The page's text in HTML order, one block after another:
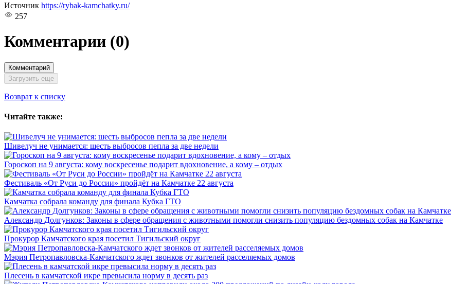
Источник https://rybak-kamchatky.ru/
257
Комментарии (0)
Комментарий
Загрузить еще
Возврат к списку
Читайте также:
Шивелуч не унимается: шесть выбросов пепла за две недели
Гороскоп на 9 августа: кому воскресенье подарит вдохновение, а кому – отдых
Фестиваль «От Руси до России» пройдёт на Камчатке 22 августа
Камчатка собрала команду для финала Кубка ГТО
Александр Долгунков: Законы в сфере обращения с животными помогли снизить популяцию бездомных собак на Камчатке
Прокурор Камчатского края посетил Тигильский округ
Мэрия Петропавловска-Камчатского ждет звонков от жителей расселяемых домов
Плесень в камчатской икре превысила норму в десять раз